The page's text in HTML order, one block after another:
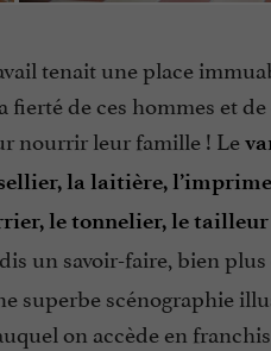
tenait une place
de ces hommes et
nourrir leur famille ! Le
la laitière,
le tonnelier, le
un savoir-faire, bien plus
superbe scénographie
on accède en